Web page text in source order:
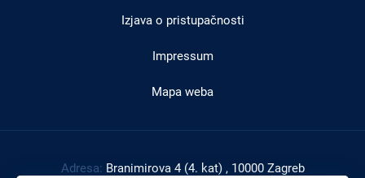
Izjava o pristupačnosti
Impressum
Mapa weba
Adresa: Branimirova 4 (4. kat) , 10000 Zagreb